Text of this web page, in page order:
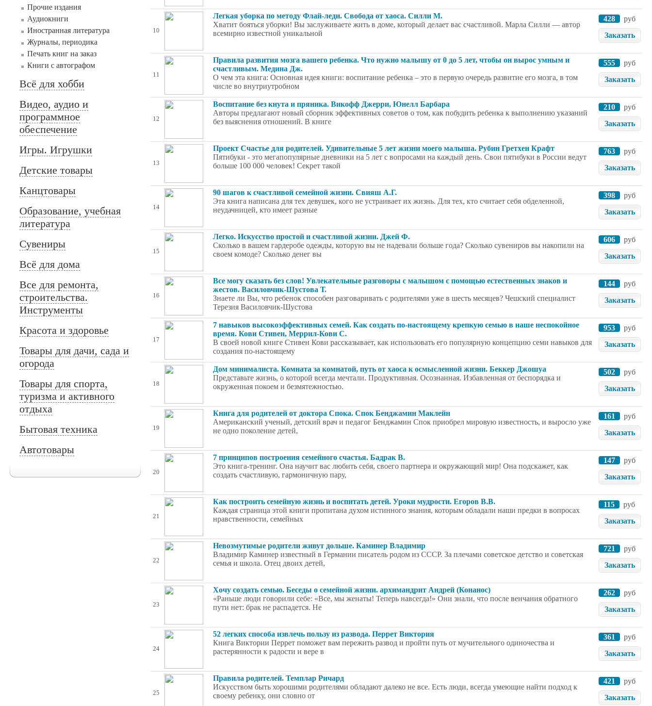
Прочие издания
Аудиокниги
Иностранная литература
Журналы, периодика
Печать книг на заказ
Книги с автографом
Всё для хобби
Видео, аудио и
программное
обеспечение
Игры. Игрушки
Детские товары
Канцтовары
Образование, учебная
литература
Сувениры
Всё для дома
Все для ремонта,
строительства.
Инструменты
Красота и здоровье
Товары для дачи, сада и
огорода
Товары для спорта,
туризма и активного
отдыха
Бытовая техника
Автотовары
10
Легкая уборка по методу Флай-леди. Свобода от хаоса. Силли М.
Хватит бояться уборки! Вы заслуживаете жить в доме, который делает вас счастливой. Марла Силли — автор
всемирно известной уникальной
428
руб
Заказать
11
Правила развития мозга вашего ребенка. Что нужно малышу от 0 до 5 лет, чтобы он вырос умным и
счастливым. Медина Дж.
О чем эта книга: Основная идея книги: воспитание ребенка – это в первую очередь развитие его мозга, в том
числе во внутриутробном
555
руб
Заказать
12
Воспитание без кнута и пряника. Викофф Джерри, Юнелл Барбара
Авторы предлагают новый сборник эффективных советов о том, как побудить ребенка к выполнению указаний
без выяснения отношений. В книге
210
руб
Заказать
13
Проект Счастье для родителей. Удивительные 5 лет жизни моего малыша. Рубин Гретхен Крафт
Пятибуки - это мегапопулярные дневники на 5 лет с вопросами на каждый день. Свои пятибуки в России ведут
больше 100 000 человек! Секрет такой
763
руб
Заказать
14
90 шагов к счастливой семейной жизни. Свияш А.Г.
Эта книга написана для тех девушек, кого не устраивает их жизнь. Для тех, кто считает себя обделенной,
неудачницей, кто имеет разные
398
руб
Заказать
15
Легко. Искусство простой и счастливой жизни. Джей Ф.
Сколько в вашем гардеробе одежды, которую вы не надевали больше года? Сколько сувениров вы накопили на
своем комоде? Сколько денег вы
606
руб
Заказать
16
Все могу сказать без слов! Увлекательные разговоры с малышом с помощью естественных знаков и
жестов. Василовчик-Шустова Т.
Знаете ли Вы, что ребенок способен разговаривать с родителями уже в шесть месяцев? Чешский специалист
Терезия Василовчик-Шустова
144
руб
Заказать
17
7 навыков высокоэффективных семей. Как создать по-настоящему крепкую семью в наше неспокойное
время. Кови Стивен, Меррил-Кови С.
В своей новой книге Стивен Кови рассказывает, как использовать его популярную концепцию семи навыков для
создания по-настоящему
953
руб
Заказать
18
Дом минималиста. Комната за комнатой, путь от хаоса к осмысленной жизни. Беккер Джошуа
Представьте жизнь, о которой всегда мечтали. Продуктивная. Осознанная. Избавленная от беспорядка и
окруженная покоем и безмятежностью.
502
руб
Заказать
19
Книга для родителей от доктора Спока. Спок Бенджамин Маклейн
Американский ученый, детский врач и педагог Бенджамин Спок приобрел мировую известность, и выросло уже
не одно поколение детей,
161
руб
Заказать
20
7 принципов построения семейного счастья. Бадрак В.
Это книга-тренинг. Она научит вас любить себя, своего партнера и окружающий мир! Она подскажет, как
создать счастливую, гармоничную пару,
147
руб
Заказать
21
Как построить семейную жизнь и воспитать детей. Уроки мудрости. Егоров В.В.
Каждая страница этой книги пропитана духом истинного знания, которым обладали наши предки в вопросах
нравственности, семейных
115
руб
Заказать
22
Невозмутимые родители живут дольше. Каминер Владимир
Владимир Каминер известный в Германии писатель родом из СССР. За плечами советское детство и советская
семья и школа. Отец двоих детей,
721
руб
Заказать
23
Хочу создать семью. Беседы о семейной жизни. архимандрит Андрей (Конанос)
«Раньше люди говорили себе: «Все, мы женаты! Теперь навсегда!» Они знали, что после венчания обратного
пути нет: брак не распадется. Не
262
руб
Заказать
24
52 легких способа извлечь пользу из развода. Перрет Виктория
Книга Виктории Перрет поможет вам пережить развод и пройти путь от мучительного одиночества и
растерянности к радости и вере в
361
руб
Заказать
25
Правила родителей. Темплар Ричард
Искусством быть хорошими родителями обладают далеко не все. Есть люди, всегда умеющие найти подход к
своему ребенку, они словно от
421
руб
Заказать